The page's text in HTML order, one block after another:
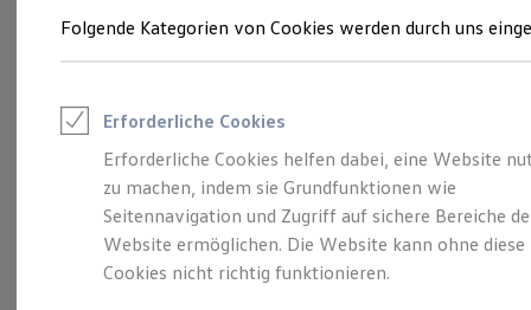
Junge Gebrauchtwagen und Gebrauchtwagen
Saisonangebote
Leasing
Leasing-Angebote
Gebrauchtwagen Leasing
Junge Gebrauchtwagen-Leasing
Elektroauto Leasing
Kleinwagen-Leasing
Leasing ohne Anzahlung
Eine Klasse für sich.
Der Golf.
Folgende Kategorien von Cookies werden durch uns
Erforderliche Cookies
Erforderliche Cookies helfen dabei, eine Website
zu machen, indem sie Grundfunktionen wie
Seitennavigation und Zugriff auf sichere Bereiche
Website ermöglichen. Die Website kann ohne diese
Cookies nicht richtig funktionieren.